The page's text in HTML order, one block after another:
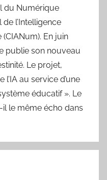
du Numérique
l’Intelligence
En juin
publie son nouveau
Le projet,
au service d’une
éducatif ». Le
le même écho dans